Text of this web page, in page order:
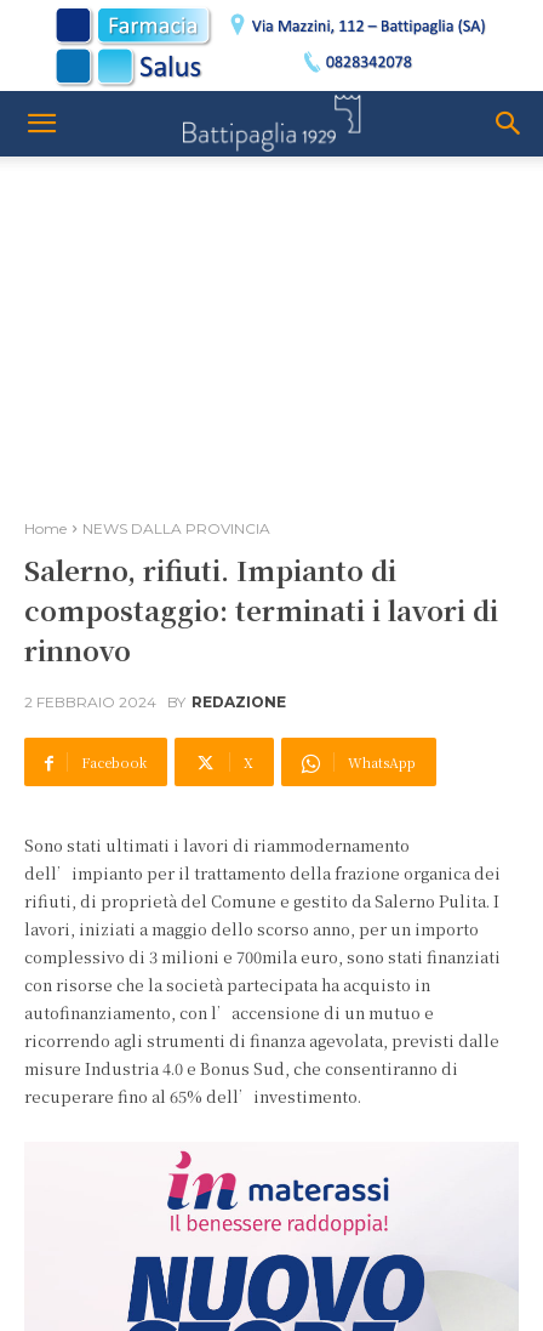
Home NEWS DALLA PROVINCIA
Salerno, rifiuti. Impianto di
compostaggio: terminati i lavori di
rinnovo
2 FEBBRAIO 2024 BY REDAZIONE
Facebook X WhatsApp
Sono stati ultimati i lavori di riammodernamento
dell’impianto per il trattamento della frazione organica dei
rifiuti, di proprietà del Comune e gestito da Salerno Pulita. I
lavori, iniziati a maggio dello scorso anno, per un importo
complessivo di 3 milioni e 700mila euro, sono stati finanziati
con risorse che la società partecipata ha acquisto in
autofinanziamento, con l’accensione di un mutuo e
ricorrendo agli strumenti di finanza agevolata, previsti dalle
misure Industria 4.0 e Bonus Sud, che consentiranno di
recuperare fino al 65% dell’investimento.